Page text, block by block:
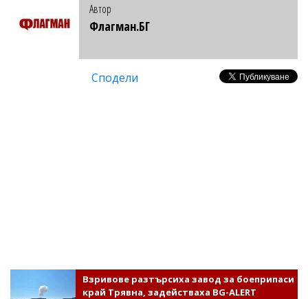
Автор
Флагман.БГ
Сподели
Взривове разтърсиха завод за боеприпаси
край Трявна, задействаха BG-ALERT